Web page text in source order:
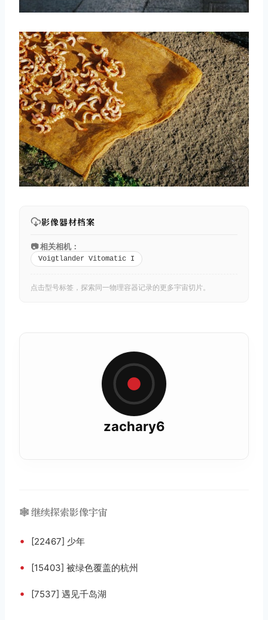
影像器材档案
📷 相关相机：
Voigtlander Vitomatic I
点击型号标签，探索同一物理容器记录的更多宇宙切片。
zachary6
🕸️ 继续探索影像宇宙
• [22467] 少年
• [15403] 被绿色覆盖的杭州
• [7537] 遇见千岛湖